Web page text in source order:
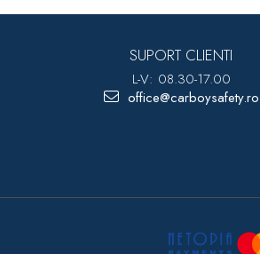
SUPORT CLIENTI
L-V: 08.30-17.00
office@carboysafety.ro